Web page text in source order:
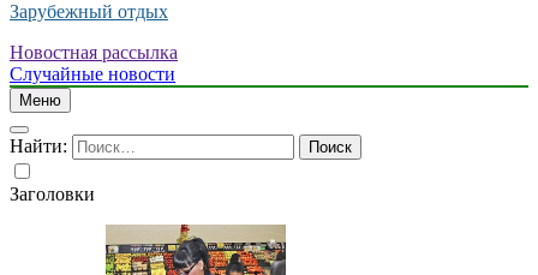
Зарубежный отдых
Новостная рассылка
Случайные новости
Меню
Найти:
Заголовки